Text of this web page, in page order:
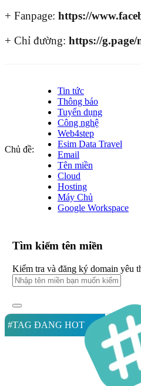
+ Fanpage: https://
+ Chỉ đường: https://g.page/
Chủ đề:
Tin tức
Thông báo
Tuyển dụng
Công nghệ
Web4step
Esim Data Travel
Email
Tên miền
Cloud
Hosting
Máy Chủ
Google Workspace
Tìm kiếm tên miền
Kiểm tra và đăng ký domain yêu
#TAG ĐANG HOT